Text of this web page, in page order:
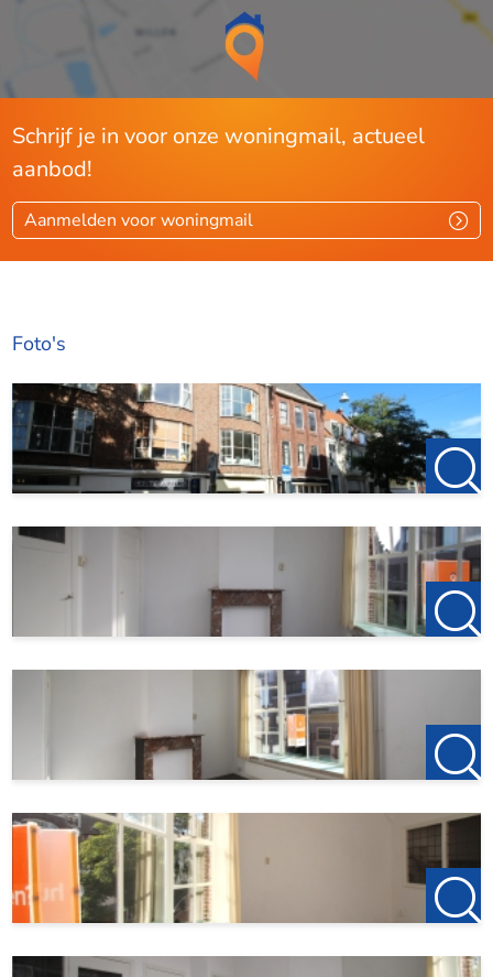
Schrijf je in voor onze woningmail, actueel
aanbod!
Aanmelden voor woningmail
Foto's